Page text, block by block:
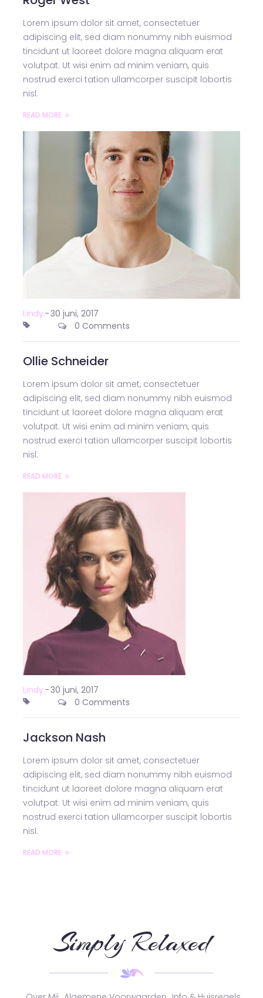
Lorem ipsum dolor sit amet, consectetuer
adipiscing elit, sed diam nonummy nibh euismod
tincidunt ut laoreet dolore magna aliquam erat
volutpat. Ut wisi enim ad minim veniam, quis
nostrud exerci tation ullamcorper suscipit lobortis
nisl.
READ MORE
Lindy-30 juni, 2017
0 Comments
Ollie Schneider
Lorem ipsum dolor sit amet, consectetuer
adipiscing elit, sed diam nonummy nibh euismod
tincidunt ut laoreet dolore magna aliquam erat
volutpat. Ut wisi enim ad minim veniam, quis
nostrud exerci tation ullamcorper suscipit lobortis
nisl.
READ MORE
Lindy-30 juni, 2017
0 Comments
Jackson Nash
Lorem ipsum dolor sit amet, consectetuer
adipiscing elit, sed diam nonummy nibh euismod
tincidunt ut laoreet dolore magna aliquam erat
volutpat. Ut wisi enim ad minim veniam, quis
nostrud exerci tation ullamcorper suscipit lobortis
nisl.
READ MORE
Simply Relaxed